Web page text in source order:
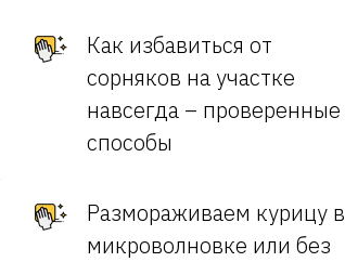
Как избавиться от
сорняков на участке
навсегда – проверенные
способы
Размораживаем курицу в
микроволновке или без